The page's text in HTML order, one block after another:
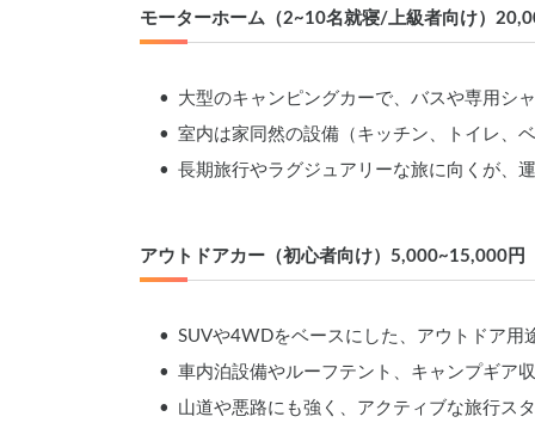
モーターホーム（2~10名就寝/上級者向け）
•	大型のキャンピングカーで、バスや専用シ
•	室内は家同然の設備（キッチン、トイレ
•	長期旅行やラグジュアリーな旅に向くが
アウトドアカー（初心者向け）5,000~15,000
•	SUVや4WDをベースにした、アウトドア用
•	車内泊設備やルーフテント、キャンプギア
•	山道や悪路にも強く、アクティブな旅行ス